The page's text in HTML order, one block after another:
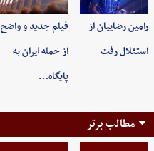
رامین رضاییان از
استقلال رفت
فیلم جدید و واضح
از حمله ایران به
پایگاه…
مطالب برتر